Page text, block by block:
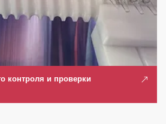
контроля и проверки